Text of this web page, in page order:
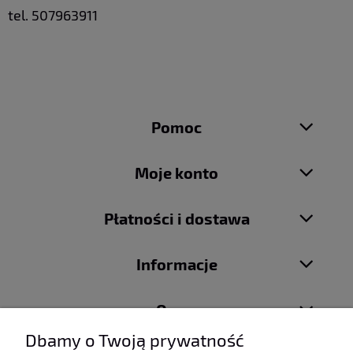
tel. 507963911
Pomoc
Moje konto
Płatności i dostawa
Informacje
O nas
Dbamy o Twoją prywatność